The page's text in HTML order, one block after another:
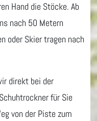
Hand die Stöcke. Ab
nach 50 Metern
oder Skier tragen nach
direkt bei der
für Sie
von der Piste zum